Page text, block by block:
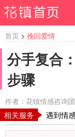
首页 > 挽回爱情
分手复合
步骤
作者：花镇情感咨询
相关服务 遇到情